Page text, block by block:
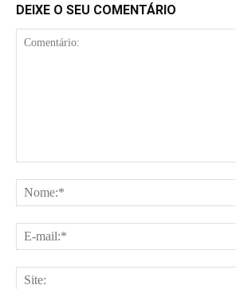
DEIXE O SEU COMENTÁRIO